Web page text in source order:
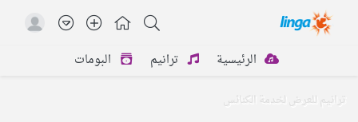
الرئيسية ترانيم البومات
ترانيم للعرض لخدمة الكنائس